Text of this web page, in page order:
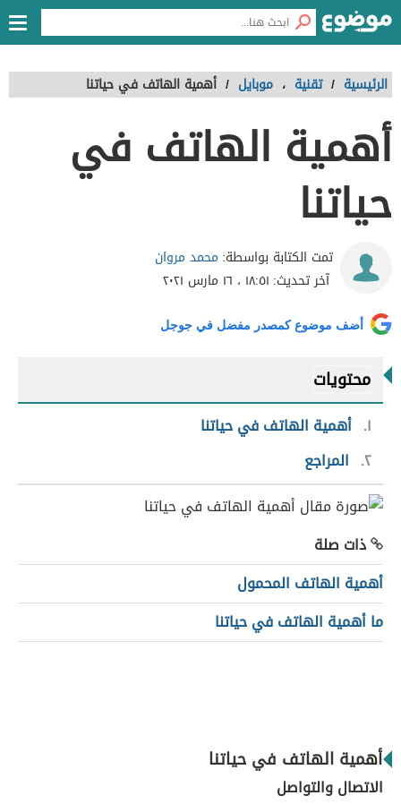
الرئيسية / تقنية ، موبايل / أهمية الهاتف في حياتنا
أهمية الهاتف في
حياتنا
تمت الكتابة بواسطة: محمد مروان
آخر تحديث: ١٨:٥١ ، ١٦ مارس ٢٠٢١
أضف موضوع كمصدر مفضل في جوجل
محتويات
١ أهمية الهاتف في حياتنا
٢ المراجع
ذات صلة
أهمية الهاتف المحمول
ما أهمية الهاتف في حياتنا
أهمية الهاتف في حياتنا
الاتصال والتواصل